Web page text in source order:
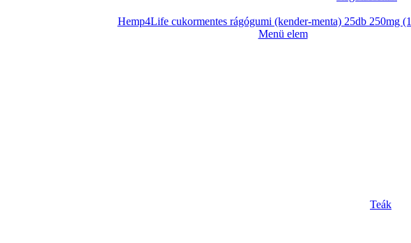
Hemp4Life cukormentes rágógumi (kender-menta) 25db 250mg
Menü elem
Teák